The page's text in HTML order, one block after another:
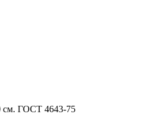
см. ГОСТ 4643-75